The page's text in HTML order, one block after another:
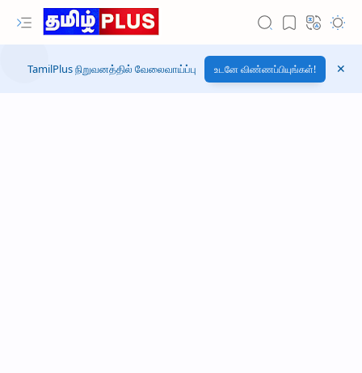
TamilPlus நிறுவனத்தில் வேலைவாய்ப்பு உடனே விண்ணப்பியுங்கள்!